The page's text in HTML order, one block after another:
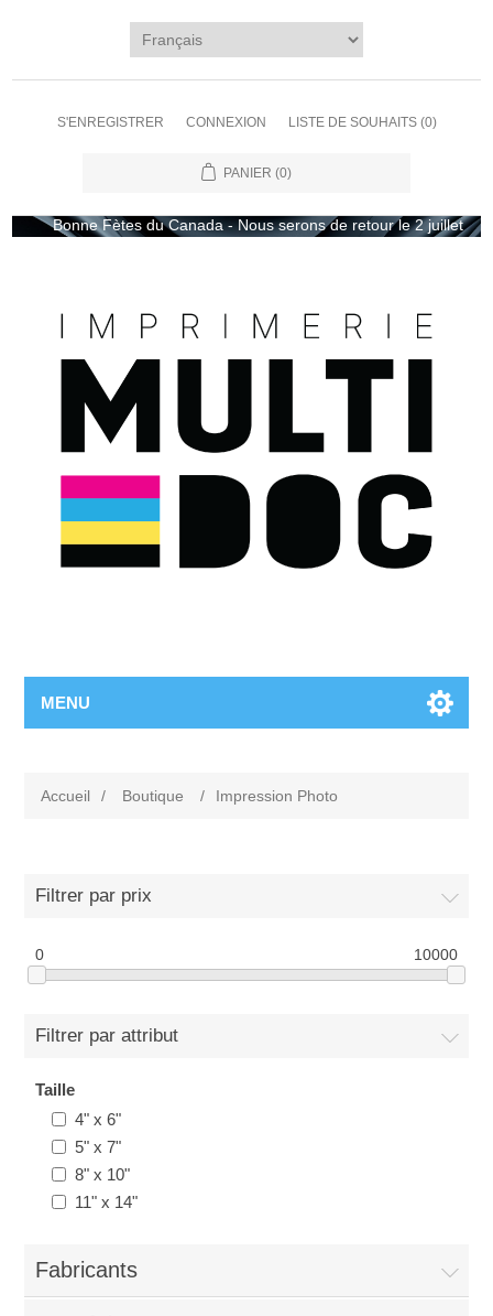
S'ENREGISTRER CONNEXION LISTE DE SOUHAITS (0)
PANIER (0)
Bonne Fètes du Canada - Nous serons de retour le 2 juillet
MENU
Accueil / Boutique / Impression Photo
Filtrer par prix
0 10000
Filtrer par attribut
Taille
4" x 6"
5" x 7"
8" x 10"
11" x 14"
Fabricants